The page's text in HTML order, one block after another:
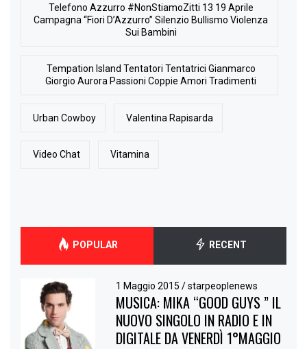
Telefono Azzurro #NonStiamoZitti 13 19 Aprile
Campagna “Fiori D’Azzurro” Silenzio Bullismo Violenza
Sui Bambini
Tempation Island Tentatori Tentatrici Gianmarco
Giorgio Aurora Passioni Coppie Amori Tradimenti
Urban Cowboy Valentina Rapisarda
Video Chat Vitamina
POPULAR RECENT
1 Maggio 2015/ starpeoplenews
MUSICA: MIKA “GOOD GUYS ” IL
NUOVO SINGOLO IN RADIO E IN
DIGITALE DA VENERDÌ 1°MAGGIO